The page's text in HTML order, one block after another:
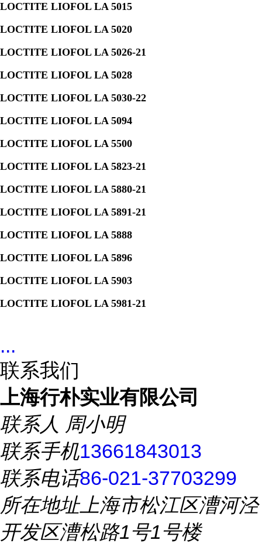
LOCTITE LIOFOL LA 5015
LOCTITE LIOFOL LA 5020
LOCTITE LIOFOL LA 5026-21
LOCTITE LIOFOL LA 5028
LOCTITE LIOFOL LA 5030-22
LOCTITE LIOFOL LA 5094
LOCTITE LIOFOL LA 5500
LOCTITE LIOFOL LA 5823-21
LOCTITE LIOFOL LA 5880-21
LOCTITE LIOFOL LA 5891-21
LOCTITE LIOFOL LA 5888
LOCTITE LIOFOL LA 5896
LOCTITE LIOFOL LA 5903
LOCTITE LIOFOL LA 5981-21
...
联系我们
上海行朴实业有限公司
联系人 周小明
联系手机13661843013
联系电话86-021-37703299
所在地址上海市松江区漕河泾
开发区漕松路1号1号楼